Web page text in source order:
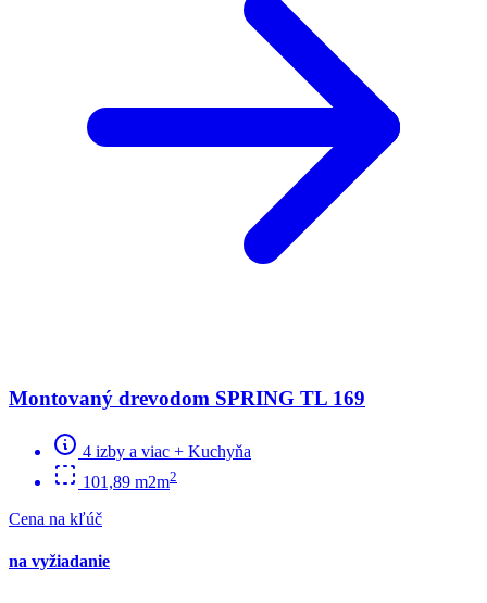
Montovaný drevodom SPRING TL 169
4 izby a viac + Kuchyňa
101,89 m2m2
Cena na kľúč
na vyžiadanie